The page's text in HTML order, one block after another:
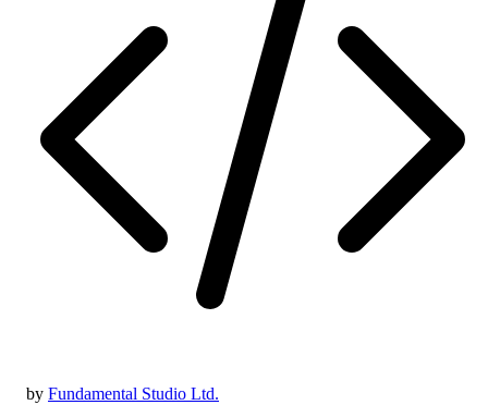
by Fundamental Studio Ltd.